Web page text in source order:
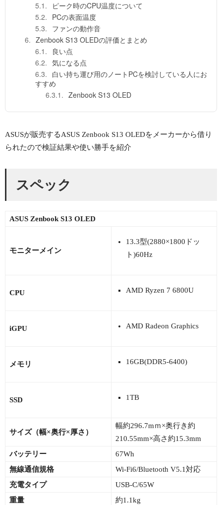
ピーク時のCPU温度について
PCの表面温度
ファンの動作音
Zenbook S13 OLEDの評価とまとめ
良い点
気になる点
白い持ち運び用のノートPCを検討している人にお
すすめ
Zenbook S13 OLED
ASUSが販売するASUS Zenbook S13 OLEDをメーカーから借り
られたので検証結果や使い勝手を紹介
スペック
ASUS Zenbook S13 OLED
モニターメイン
13.3型(2880×1800ドッ
ト)60Hz
CPU AMD Ryzen 7 6800U
iGPU AMD Radeon Graphics
メモリ 16GB(DDR5-6400)
SSD 1TB
サイズ（幅×奥行×厚さ）
幅約296.7mｍ×奥行き約
210.55mm×高さ約15.3mm
バッテリー
67Wh
無線通信規格
Wi-Fi6/Bluetooth V5.1対応
充電タイプ
USB-C/65W
重量
約1.1kg